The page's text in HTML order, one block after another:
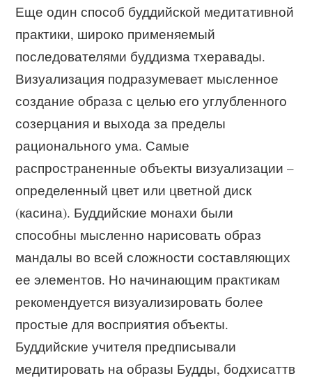
Еще один способ буддийской медитативной
практики, широко применяемый
последователями буддизма тхеравады.
Визуализация подразумевает мысленное
создание образа с целью его углубленного
созерцания и выхода за пределы
рационального ума. Самые
распространенные объекты визуализации –
определенный цвет или цветной диск
(касина). Буддийские монахи были
способны мысленно нарисовать образ
мандалы во всей сложности составляющих
ее элементов. Но начинающим практикам
рекомендуется визуализировать более
простые для восприятия объекты.
Буддийские учителя предписывали
медитировать на образы Будды, бодхисаттв